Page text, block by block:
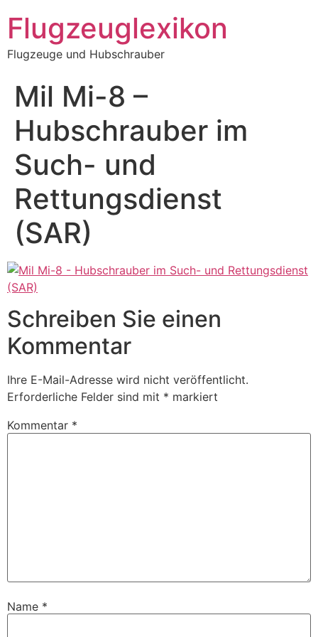
Inhalt
springen
Flugzeuglexikon
Flugzeuge und Hubschrauber
Mil Mi-8 –
Hubschrauber im
Such- und
Rettungsdienst
(SAR)
Schreiben Sie einen
Kommentar
Ihre E-Mail-Adresse wird nicht veröffentlicht.
Erforderliche Felder sind mit * markiert
Kommentar *
Name *